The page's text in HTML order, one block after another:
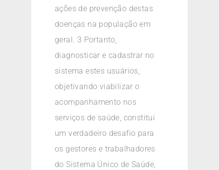
ações de prevenção destas
doenças na população em
geral. 3 Portanto,
diagnosticar e cadastrar no
sistema estes usuários,
objetivando viabilizar o
acompanhamento nos
serviços de saúde, constitui
um verdadeiro desafio para
os gestores e trabalhadores
do Sistema Único de Saúde,